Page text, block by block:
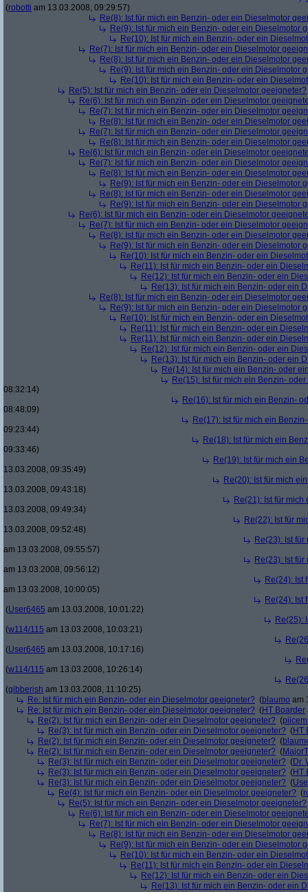
(robotti am 13.03.2008, 09:29:57)
Re(8): Ist für mich ein Benzin- oder ein Dieselmotor
Re(9): Ist für mich ein Benzin- oder ein Dieselmotor
Re(10): Ist für mich ein Benzin- oder ein
Re(7): Ist für mich ein Benzin- oder ein Dieselmotor
Re(8): Ist für mich ein Benzin- oder ein Dieselmotor
Re(9): Ist für mich ein Benzin- oder ein Dieselmotor
Re(10): Ist für mich ein Benzin- oder ein
Re(5): Ist für mich ein Benzin- oder ein Dieselmotor geeigneter?
Re(6): Ist für mich ein Benzin- oder ein Dieselmotor
Re(7): Ist für mich ein Benzin- oder ein Dieselmotor
Re(8): Ist für mich ein Benzin- oder ein Dieselmotor
Re(7): Ist für mich ein Benzin- oder ein Dieselmotor
Re(8): Ist für mich ein Benzin- oder ein Dieselmotor
Re(6): Ist für mich ein Benzin- oder ein Dieselmotor
Re(7): Ist für mich ein Benzin- oder ein Dieselmotor
Re(8): Ist für mich ein Benzin- oder ein Dieselmotor
Re(9): Ist für mich ein Benzin- oder ein Dieselmotor
Re(8): Ist für mich ein Benzin- oder ein Dieselmotor
Re(9): Ist für mich ein Benzin- oder ein Dieselmotor
Re(6): Ist für mich ein Benzin- oder ein Dieselmotor
Re(7): Ist für mich ein Benzin- oder ein Dieselmotor
Re(8): Ist für mich ein Benzin- oder ein Dieselmotor
Re(9): Ist für mich ein Benzin- oder ein Dieselmotor
Re(10): Ist für mich ein Benzin- oder ein
Re(11): Ist für mich ein Benzin- oder ein
Re(12): Ist für mich ein Benzin- oder ein
Re(13): Ist für mich ein Benzin- oder ein
Re(8): Ist für mich ein Benzin- oder ein Dieselmotor
Re(9): Ist für mich ein Benzin- oder ein Dieselmotor
Re(10): Ist für mich ein Benzin- oder ein
Re(11): Ist für mich ein Benzin- oder ein
Re(11): Ist für mich ein Benzin- oder ein
Re(12): Ist für mich ein Benzin- oder ein
Re(13): Ist für mich ein Benzin- oder ein
Re(14): Ist für mich ein Benzin- oder
Re(15): Ist für mich ein Benzin-
08:32:14)
Re(16): Ist für mich ein Benzin-
08:48:09)
Re(17): Ist für mich ein
09:23:44)
Re(18): Ist für mich ein
09:33:46)
Re(19): Ist für mich ein
13.03.2008, 09:35:49)
Re(20): Ist für mich
13.03.2008, 09:43:18)
Re(21): Ist für
13.03.2008, 09:49:34)
Re(22): Ist für
13.03.2008, 09:52:48)
Re(23): Ist
am 13.03.2008, 09:55:57)
Re(23): Ist
am 13.03.2008, 09:56:12)
Re(24): Ist
am 13.03.2008, 10:00:05)
Re(24): Ist
(User6465 am 13.03.2008, 10:01:22)
Re(25):
(w114/115 am 13.03.2008, 10:03:21)
(User6465 am 13.03.2008, 10:17:16)
(w114/115 am 13.03.2008, 10:26:14)
(gibberish am 13.03.2008, 11:10:25)
Re: Ist für mich ein Benzin- oder ein Dieselmotor geeigneter? (blaumo am
Re: Ist für mich ein Benzin- oder ein Dieselmotor geeigneter? (HT Boarder
Re(2): Ist für mich ein Benzin- oder ein Dieselmotor geeigneter? (
Re(3): Ist für mich ein Benzin- oder ein Dieselmotor geeigneter? (HT
Re(2): Ist für mich ein Benzin- oder ein Dieselmotor geeigneter? (
Re(2): Ist für mich ein Benzin- oder ein Dieselmotor geeigneter? (
Re(3): Ist für mich ein Benzin- oder ein Dieselmotor geeigneter? (Dr.
Re(3): Ist für mich ein Benzin- oder ein Dieselmotor geeigneter? (HT
Re(3): Ist für mich ein Benzin- oder ein Dieselmotor geeigneter? (
Re(4): Ist für mich ein Benzin- oder ein Dieselmotor geeigneter? (
Re(5): Ist für mich ein Benzin- oder ein Dieselmotor geeigneter?
Re(6): Ist für mich ein Benzin- oder ein Dieselmotor
Re(7): Ist für mich ein Benzin- oder ein Dieselmotor
Re(8): Ist für mich ein Benzin- oder ein Dieselmotor
Re(9): Ist für mich ein Benzin- oder ein Dieselmotor
Re(10): Ist für mich ein Benzin- oder ein
Re(11): Ist für mich ein Benzin- oder ein
Re(12): Ist für mich ein Benzin- oder ein
Re(13): Ist für mich ein Benzin- oder ein